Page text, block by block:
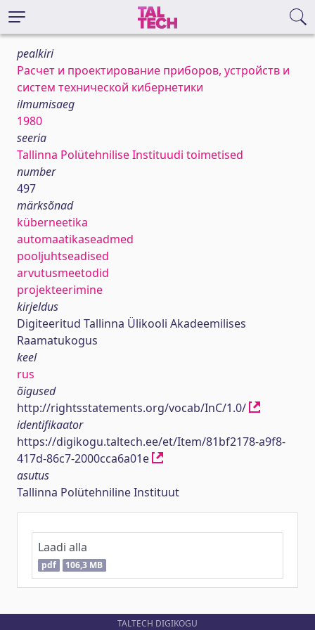
pealkiri
Расчет и проектирование приборов, устройств и
систем технической кибернетики
ilmumisaeg
1980
seeria
Tallinna Polütehnilise Instituudi toimetised
number
497
märksõnad
küberneetika
automaatikaseadmed
pooljuhtseadised
arvutusmeetodid
projekteerimine
kirjeldus
Digiteeritud Tallinna Ülikooli Akadeemilises
Raamatukogus
keel
rus
õigused
http://rightsstatements.org/vocab/InC/1.0/
identifikaator
https://digikogu.taltech.ee/et/Item/81bf2178-a9f8-
417d-86c7-2000cca6a01e
asutus
Tallinna Polütehniline Instituut
Laadi alla
pdf 106,3 MB
TALTECH DIGIKOGU